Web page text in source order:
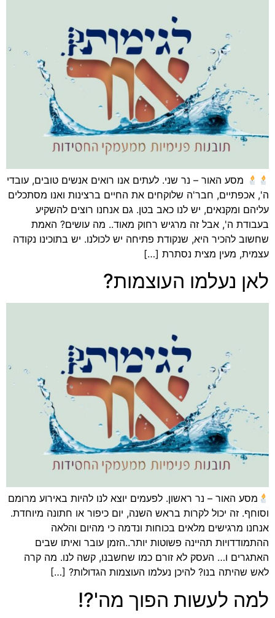
מסע האור – נר שני. לעתים אנו רואים אנשים טובים, עובדי
ה', אכפתיים, חבר'ה שלוקחים את החיים ברצינות ואנו מסתכלים
עליהם ומקנאים, יש לנו כאב בטן. גם אנחנו רוצים להשקיע
בעבודת ה', אבל זה מרגיש רחוק מאוד.. מה עושים? האמת
שחשוב להכיר היא, שנקודת פתיחה יש לכולנו. יש בתוכינו נקודה
עצמית, מעין מצית נסתרת […]
לאן נעלמו העוצמות?
מסע האור – נר ראשון. לפעמים יוצא לנו להיות באירוע מרומם
וסוחף. זה יכול לקרות בראש השנה, יום כיפור או חתונה מיוחדת.
אנחנו מרגישים מלאים בכוחות ונדמה כי מהיום והלאה
ההתמודדויות תהיינה פשוטות יותר..הזמן עובר ואיתו שבים
האתגרים ו… העסק לא זורם כמו שחשבנו, קשה לנו. מה קרה
לאש שהיתה בנו? להיכן נעלמו העוצמות הגדולות? […]
למה לעשות הפוך מה'?!